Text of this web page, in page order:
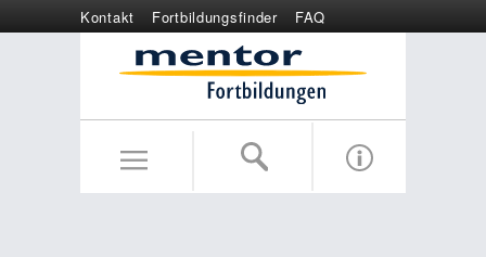
Kontakt Fortbildungsfinder
FAQ
Online anmelden
Wertgutschein